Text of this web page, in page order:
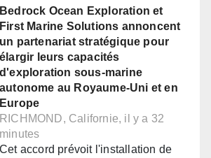
Bedrock Ocean Exploration et
First Marine Solutions annoncent
un partenariat stratégique pour
élargir leurs capacités
d'exploration sous-marine
autonome au Royaume-Uni et en
Europe
RICHMOND, Californie, il y a 32
minutes
Cet accord prévoit l'installation de